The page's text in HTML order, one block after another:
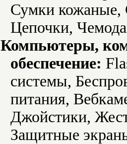
Сумки кожаные,
Цепочки,
Компьютеры,
обеспечение:
системы,
питания,
Джойстики,
Защитные